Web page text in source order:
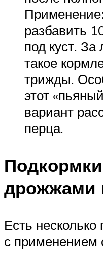
разбавить
под куст. За
такое
трижды.
этот
вариант
перца.
дрожжами
Есть
с применением